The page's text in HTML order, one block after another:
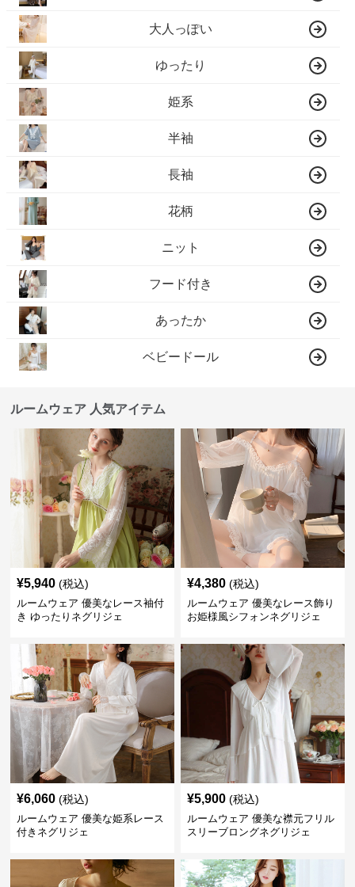
大人っぽい
ゆったり
姫系
半袖
長袖
花柄
ニット
フード付き
あったか
ベビードール
ルームウェア 人気アイテム
¥5,940 (税込)
ルームウェア 優美なレース袖付
き ゆったりネグリジェ
¥4,380 (税込)
ルームウェア 優美なレース飾り
お姫様風シフォンネグリジェ
¥6,060 (税込)
ルームウェア 優美な姫系レース
付きネグリジェ
¥5,900 (税込)
ルームウェア 優美な襟元フリル
スリーブロングネグリジェ